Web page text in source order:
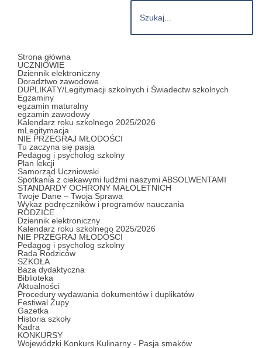
Strona główna
UCZNIOWIE
Dziennik elektroniczny
Doradztwo zawodowe
DUPLIKATY/Legitymacji szkolnych i Świadectw szkolnych
Egzaminy
egzamin maturalny
egzamin zawodowy
Kalendarz roku szkolnego 2025/2026
mLegitymacja
NIE PRZEGRAJ MŁODOŚCI
Tu zaczyna się pasja
Pedagog i psycholog szkolny
Plan lekcji
Samorząd Uczniowski
Spotkania z ciekawymi ludźmi naszymi ABSOLWENTAMI
STANDARDY OCHRONY MAŁOLETNICH
Twoje Dane – Twoja Sprawa
Wykaz podręczników i programów nauczania
RODZICE
Dziennik elektroniczny
Kalendarz roku szkolnego 2025/2026
NIE PRZEGRAJ MŁODOŚCI
Pedagog i psycholog szkolny
Rada Rodziców
SZKOŁA
Baza dydaktyczna
Biblioteka
Aktualności
Procedury wydawania dokumentów i duplikatów
Festiwal Zupy
Gazetka
Historia szkoły
Kadra
KONKURSY
Wojewódzki Konkurs Kulinarny - Pasja smaków